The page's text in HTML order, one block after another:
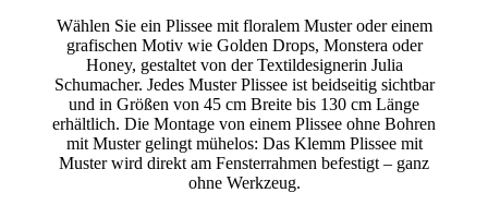
Wählen Sie ein Plissee mit floralem Muster oder einem
grafischen Motiv wie Golden Drops, Monstera oder
Honey, gestaltet von der Textildesignerin Julia
Schumacher. Jedes Muster Plissee ist beidseitig sichtbar
und in Größen von 45 cm Breite bis 130 cm Länge
erhältlich. Die Montage von einem Plissee ohne Bohren
mit Muster gelingt mühelos: Das Klemm Plissee mit
Muster wird direkt am Fensterrahmen befestigt – ganz
ohne Werkzeug.